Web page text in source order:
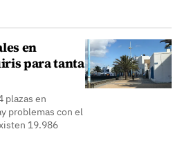
en
para tanta
plazas en
problemas con el
19.986